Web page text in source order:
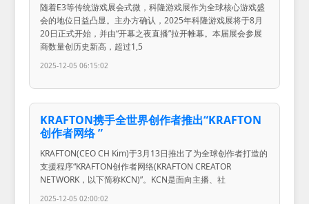
随着E3等传统游戏展会式微，科隆游戏展作为全球核心游戏盛
会的地位日益凸显。主办方确认，2025年科隆游戏展将于8月
20日正式开始，并由“开幕之夜直播”拉开帷幕。本届展会参展
商数量创历史新高，超过1,5
2025-12-05 06:15:02
KRAFTON携手全世界创作者推出“KRAFTON
创作者网络 ”
KRAFTON(CEO CH Kim)于3月13日推出了为全球创作者打造的
支援程序“KRAFTON创作者网络(KRAFTON CREATOR
NETWORK，以下简称KCN)”。KCN是面向主播、社
2025-12-05 02:00:02